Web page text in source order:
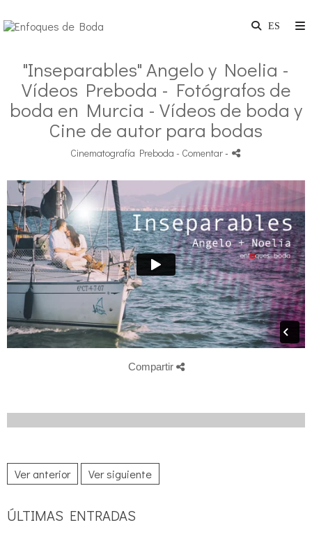
"Inseparables" Angelo y Noelia -
Vídeos Preboda - Fotógrafos de
boda en Murcia - Vídeos de boda y
Cine de autor para bodas
Cinematografía Preboda - Comentar-
Compartir
Ver anterior Ver siguiente
ÚLTIMAS ENTRADAS